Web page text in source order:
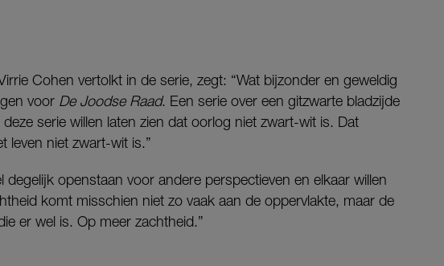
Cohen vertolkt in de serie, zegt: “Wat bijzonder en geweldig
voor De Joodse Raad. Een serie over een gitzwarte bladzijde
serie willen laten zien dat oorlog niet zwart-wit is. Dat
leven niet zwart-wit is.”
openstaan voor andere perspectieven en elkaar willen
komt misschien niet zo vaak aan de oppervlakte, maar de
er wel is. Op meer zachtheid.”